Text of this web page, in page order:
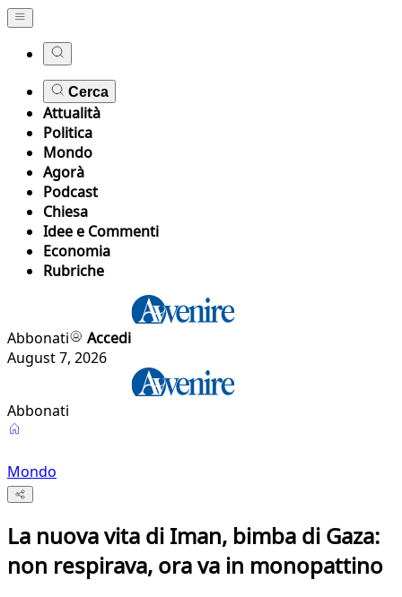
Cerca
Attualità
Politica
Mondo
Agorà
Podcast
Chiesa
Idee e Commenti
Economia
Rubriche
Abbonati
Accedi
August 7, 2026
Abbonati
Mondo
La nuova vita di Iman, bimba di Gaza:
non respirava, ora va in monopattino